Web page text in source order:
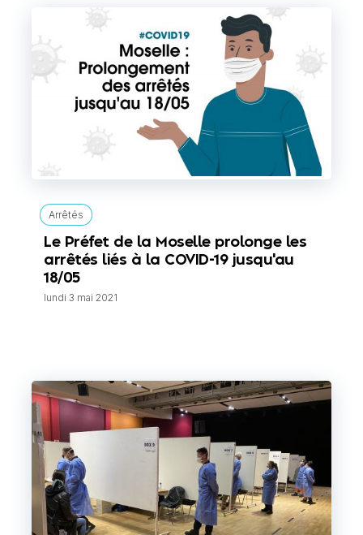
Arrêtés
Le Préfet de la Moselle prolonge les
arrêtés liés à la COVID-19 jusqu'au
18/05
lundi 3 mai 2021